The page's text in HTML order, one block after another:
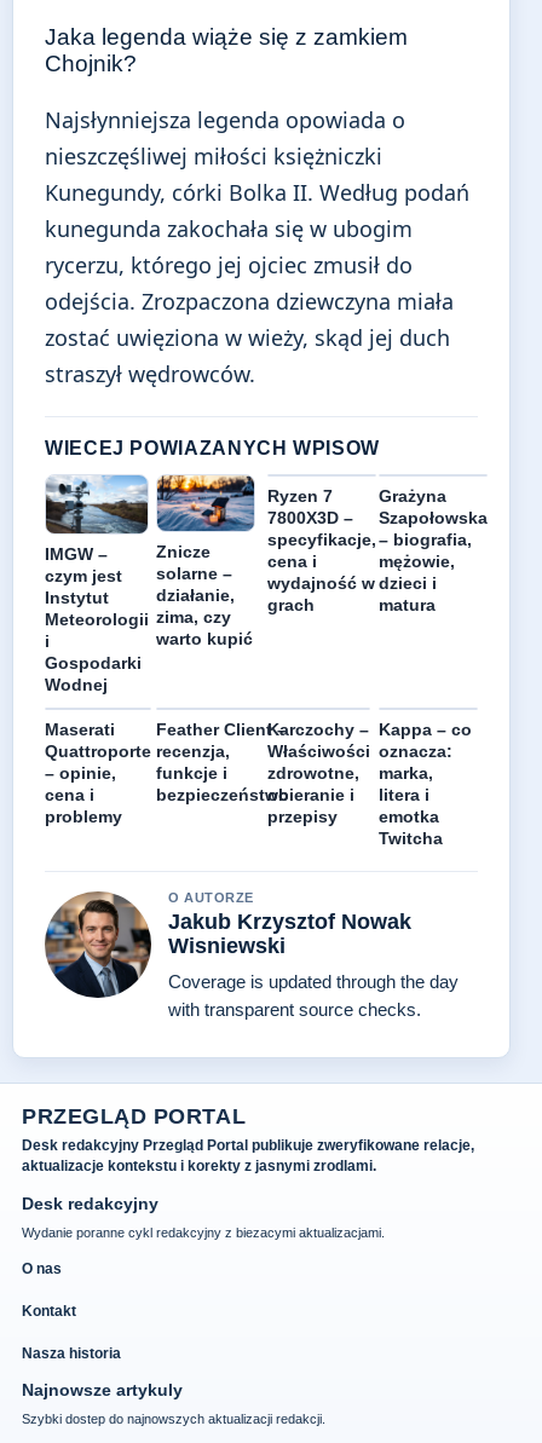
Jaka legenda wiąże się z zamkiem
Chojnik?
Najsłynniejsza legenda opowiada o
nieszczęśliwej miłości księżniczki
Kunegundy, córki Bolka II. Według podań
kunegunda zakochała się w ubogim
rycerzu, którego jej ojciec zmusił do
odejścia. Zrozpaczona dziewczyna miała
zostać uwięziona w wieży, skąd jej duch
straszył wędrowców.
WIECEJ POWIAZANYCH WPISOW
IMGW –
czym jest
Instytut
Meteorologii
i
Gospodarki
Wodnej
Znicze
solarne –
działanie,
zima, czy
warto kupić
Ryzen 7
7800X3D –
specyfikacje,
cena i
wydajność w
grach
Grażyna
Szapołowska
– biografia,
mężowie,
dzieci i
matura
Maserati
Quattroporte
– opinie,
cena i
problemy
Feather Client –
recenzja,
funkcje i
bezpieczeństwo
Karczochy –
Właściwości
zdrowotne,
obieranie i
przepisy
Kappa – co
oznacza:
marka,
litera i
emotka
Twitcha
O AUTORZE
Jakub Krzysztof Nowak
Wisniewski
Coverage is updated through the day
with transparent source checks.
PRZEGLĄD PORTAL
Desk redakcyjny Przegląd Portal publikuje zweryfikowane relacje,
aktualizacje kontekstu i korekty z jasnymi zrodlami.
Desk redakcyjny
Wydanie poranne cykl redakcyjny z biezacymi aktualizacjami.
O nas
Kontakt
Nasza historia
Najnowsze artykuly
Szybki dostep do najnowszych aktualizacji redakcji.